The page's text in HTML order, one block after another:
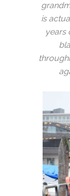
is
years